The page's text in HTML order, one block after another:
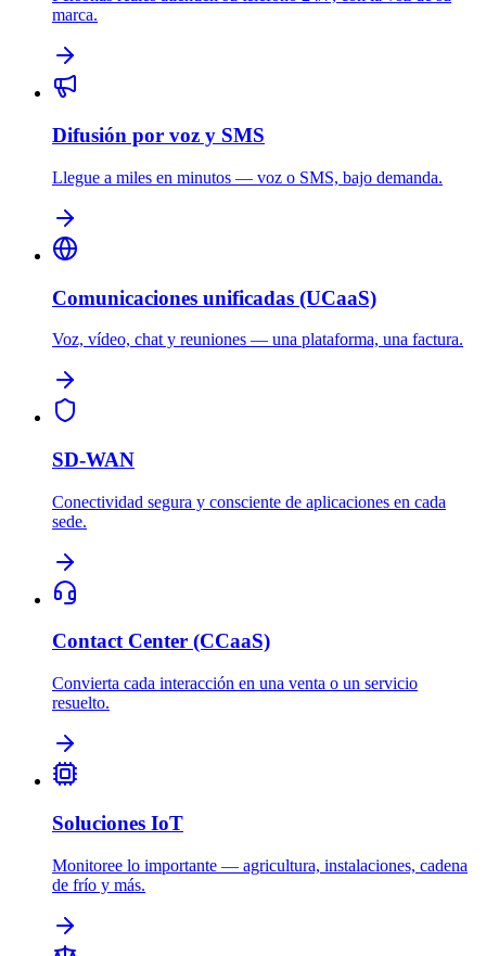
marca.
Difusión por voz y SMS
Llegue a miles en minutos — voz o SMS, bajo demanda.
Comunicaciones unificadas (UCaaS)
Voz, vídeo, chat y reuniones — una plataforma, una factura.
SD-WAN
Conectividad segura y consciente de aplicaciones en cada
sede.
Contact Center (CCaaS)
Convierta cada interacción en una venta o un servicio
resuelto.
Soluciones IoT
Monitoree lo importante — agricultura, instalaciones, cadena
de frío y más.